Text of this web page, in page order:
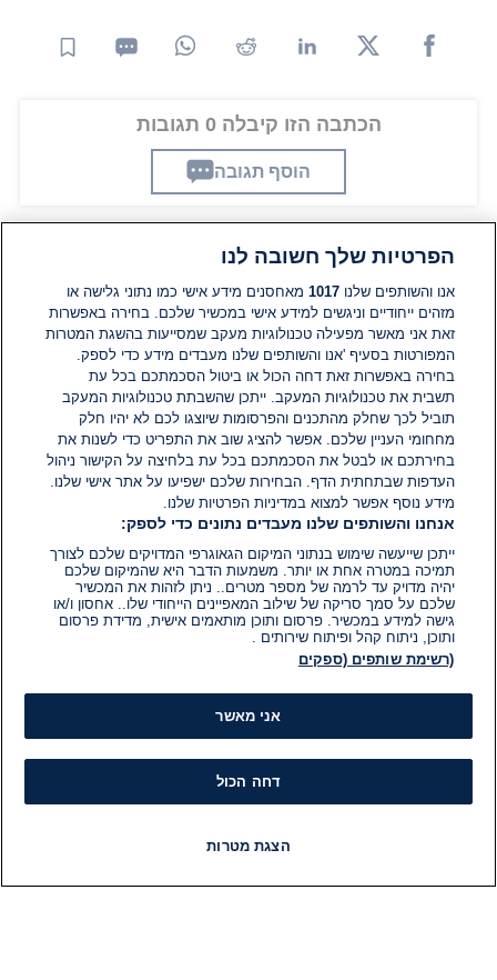
הכתבה הזו קיבלה 0 תגובות
הוסף תגובה
תגובות
אין עדיין תגובות. היה הראשון להגיב
הוסף תגובה
הפרטיות שלך חשובה לנו
אנו והשותפים שלנו1017 מאחסנים מידע אישי כמו נתוני גלישה או
מזהים ייחודיים וניגשים למידע אישי במכשיר שלכם. בחירה באפשרות
זאת אני מאשר מפעילה טכנולוגיות מעקב שמסייעות בהשגת המטרות
המפורטות בסעיף 'אנו והשותפים שלנו מעבדים מידע כדי לספק.
בחירה באפשרות זאת דחה הכול או ביטול הסכמתכם בכל עת
תשבית את טכנולוגיות המעקב. ייתכן שהשבתת טכנולוגיות המעקב
תוביל לכך שחלק מהתכנים והפרסומות שיוצגו לכם לא יהיו חלק
מחחומי העניין שלכם. אפשר להציג שוב את התפריט כדי לשנות את
בחירתכם או לבטל את הסכמתכם בכל עת בלחיצה על הקישור ניהול
העדפות שבתחתית הדף. הבחירות שלכם ישפיעו על אתר אישי שלנו.
מידע נוסף אפשר למצוא במדיניות הפרטיות שלנו.
אנחנו והשותפים שלנו מעבדים נתונים כדי לספק:
ייתכן שייעשה שימוש בנתוני המיקום הגאוגרפי המדויקים שלכם לצורך
תמיכה במטרה אחת או יותר. משמעות הדבר היא שהמיקום שלכם
יהיה מדויק עד לרמה של מספר מטרים.. ניתן לזהות את המכשיר
שלכם על סמך סריקה של שילוב המאפיינים הייחודי שלו.. אחסון ו/או
גישה למידע במכשיר. פרסום ותוכן מותאמים אישית, מדידת פרסום
ותוכן, ניתוח קהל ופיתוח שירותים .
(רשימת שותפים (ספקים
אני מאשר
דחה הכול
הצגת מטרות